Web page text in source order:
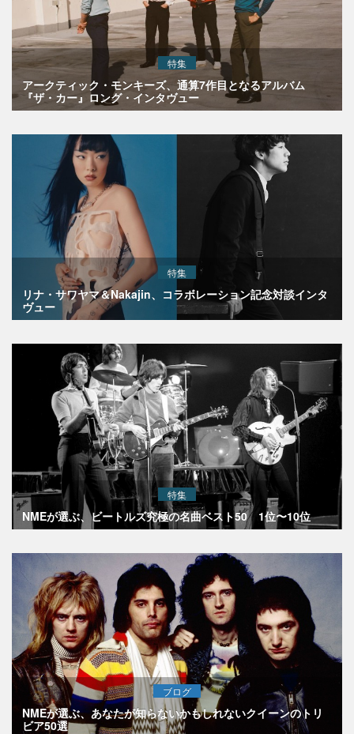
特集
アークティック・モンキーズ、通算7作目となるアルバム
『ザ・カー』ロング・インタヴュー
特集
リナ・サワヤマ＆Nakajin、コラボレーション記念対談インタ
ヴュー
特集
NMEが選ぶ、ビートルズ究極の名曲ベスト50 1位〜10位
ブログ
NMEが選ぶ、あなたが知らないかもしれないクイーンのトリ
ビア50選